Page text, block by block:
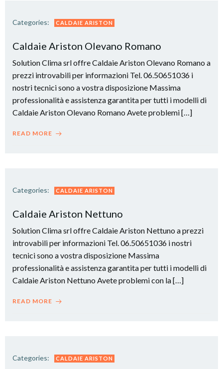
Categories: CALDAIE ARISTON
Caldaie Ariston Olevano Romano
Solution Clima srl offre Caldaie Ariston Olevano Romano a
prezzi introvabili per informazioni Tel. 06.50651036 i
nostri tecnici sono a vostra disposizione Massima
professionalità e assistenza garantita per tutti i modelli di
Caldaie Ariston Olevano Romano Avete problemi […]
READ MORE
Categories: CALDAIE ARISTON
Caldaie Ariston Nettuno
Solution Clima srl offre Caldaie Ariston Nettuno a prezzi
introvabili per informazioni Tel. 06.50651036 i nostri
tecnici sono a vostra disposizione Massima
professionalità e assistenza garantita per tutti i modelli di
Caldaie Ariston Nettuno Avete problemi con la […]
READ MORE
Categories: CALDAIE ARISTON